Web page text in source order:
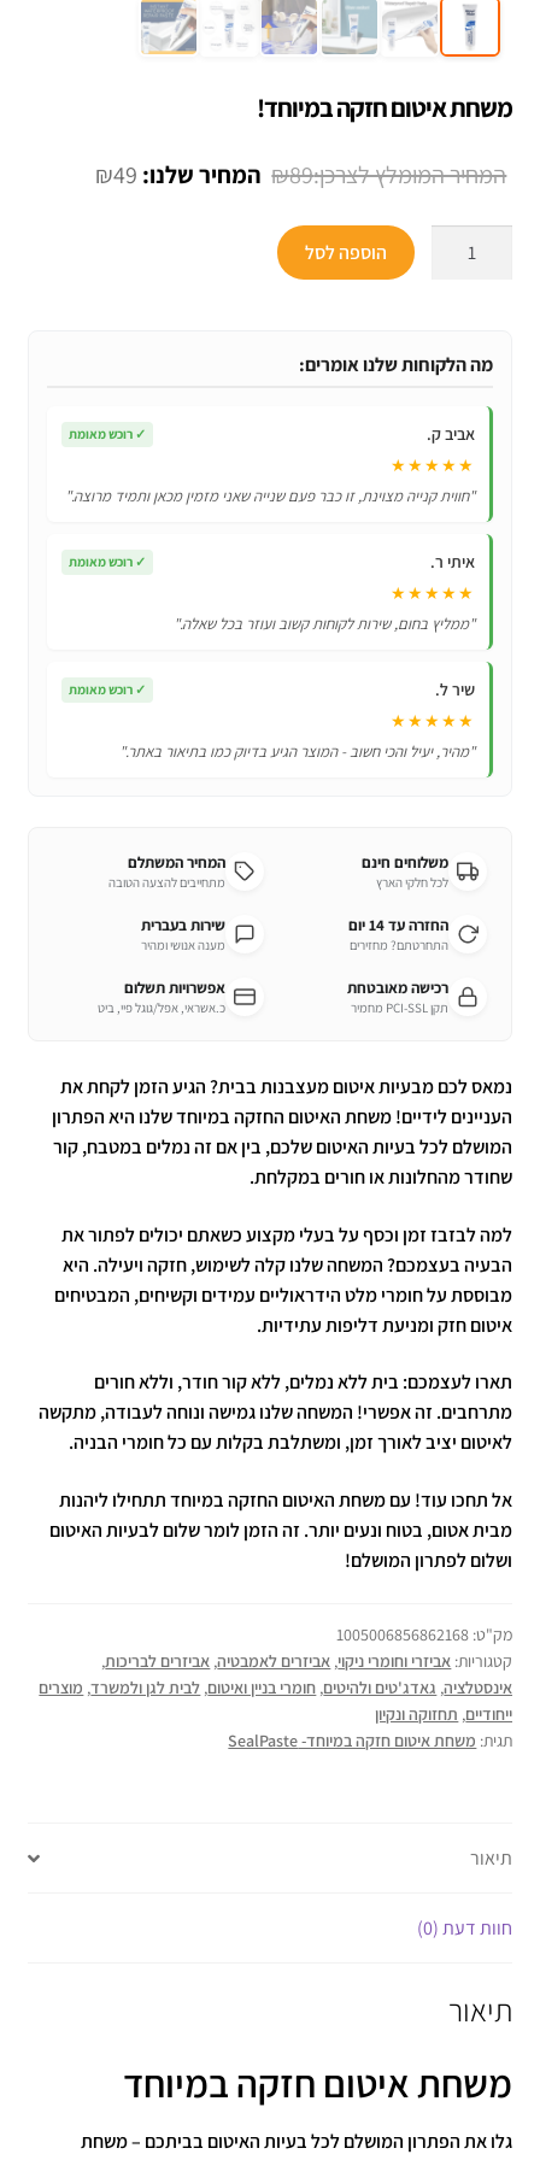
משחת איטום חזקה במיוחד!
₪89
המחיר
₪49 המחיר
חזקה
הוספה לסל
מה הלקוחות שלנו אומרים:
אביב ק. ✓ רוכש מאומת
★★★★★
"חווית קנייה מצוינת, זו כבר פעם שנייה שאני מזמין מכאן ותמיד מרוצה."
איתי ר. ✓ רוכש מאומת
★★★★★
"ממליץ בחום, שירות לקוחות קשוב ועוזר בכל שאלה."
שיר ל. ✓ רוכש מאומת
★★★★★
"מהיר, יעיל והכי חשוב - המוצר הגיע בדיוק כמו בתיאור באתר."
משלוחים חינם
לכל חלקי הארץ
המחיר המשתלם
מתחייבים להצעה הטובה
החזרה עד 14 יום
התחרטתם? מחזירים
שירות בעברית
מענה אנושי ומהיר
רכישה מאובטחת
תקן PCI-SSL מחמיר
אפשרויות תשלום
כ.אשראי, אפל/גוגל פיי, ביט
נמאס לכם מבעיות איטום מעצבנות בבית? הגיע הזמן לקחת את
העניינים לידיים! משחת האיטום החזקה במיוחד שלנו היא הפתרון
המושלם לכל בעיות האיטום שלכם, בין אם זה נמלים במטבח, קור
שחודר מהחלונות או חורים במקלחת.
למה לבזבז זמן וכסף על בעלי מקצוע כשאתם יכולים לפתור את
הבעיה בעצמכם? המשחה שלנו קלה לשימוש, חזקה ויעילה. היא
מבוססת על חומרי מלט הידראוליים עמידים וקשיחים, המבטיחים
איטום חזק ומניעת דליפות עתידיות.
תארו לעצמכם: בית ללא נמלים, ללא קור חודר, וללא חורים
מתרחבים. זה אפשרי! המשחה שלנו גמישה ונוחה לעבודה, מתקשה
לאיטום יציב לאורך זמן, ומשתלבת בקלות עם כל חומרי הבניה.
אל תחכו עוד! עם משחת האיטום החזקה במיוחד תתחילו ליהנות
מבית אטום, בטוח ונעים יותר. זה הזמן לומר שלום לבעיות האיטום
ושלום לפתרון המושלם!
מק"ט: 1005006856862168
קטגוריות: אביזרי וחומרי ניקוי, אביזרים לאמבטיה, אביזרים לבריכות,
אינסטלציה, גאדג'טים ולהיטים, חומרי בניין ואיטום, לבית לגן ולמשרד, מוצרים
ייחודיים, תחזוקה ונקיון
תגית: משחת איטום חזקה במיוחד- SealPaste
תיאור
חוות דעת (0)
תיאור
משחת איטום חזקה במיוחד
גלו את הפתרון המושלם לכל בעיות האיטום בביתכם – משחת